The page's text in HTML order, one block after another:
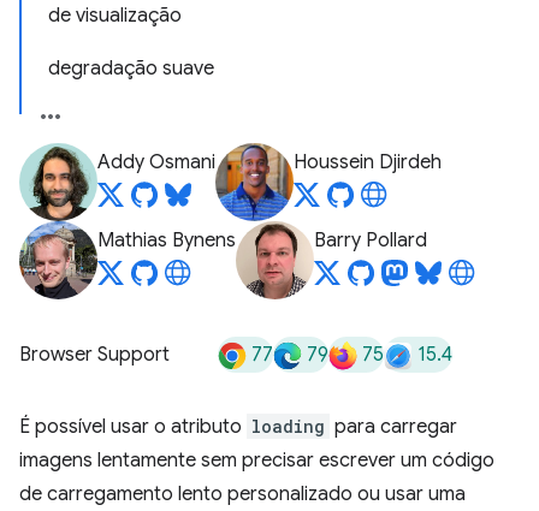
de visualização
degradação suave
Addy Osmani Houssein Djirdeh
Mathias Bynens Barry Pollard
Browser Support 77 79 75 15.4
É possível usar o atributo loading para carregar
imagens lentamente sem precisar escrever um código
de carregamento lento personalizado ou usar uma